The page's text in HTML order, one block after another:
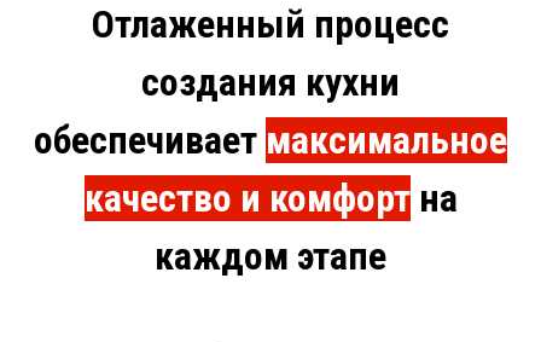
Отлаженный процесс
создания кухни
обеспечивает максимальное
качество и комфортна
каждом этапе